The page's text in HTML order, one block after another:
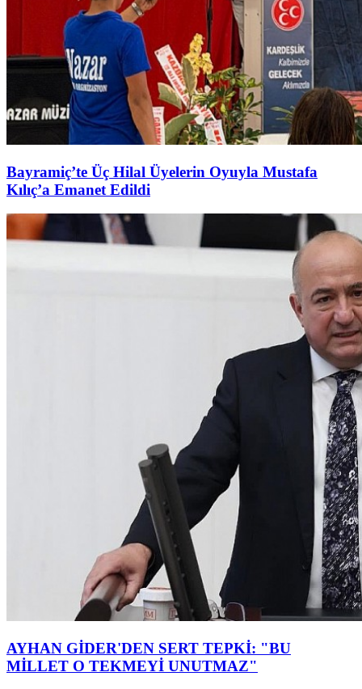
Bayramiç’te Üç Hilal Üyelerin Oyuyla Mustafa
Kılıç’a Emanet Edildi
AYHAN GİDER'DEN SERT TEPKİ: "BU
MİLLET O TEKMEYİ UNUTMAZ"